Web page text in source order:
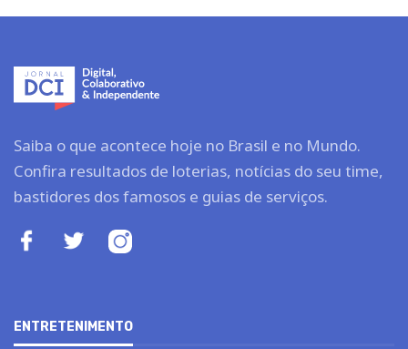
Saiba o que acontece hoje no Brasil e no Mundo.
Confira resultados de loterias, notícias do seu time,
bastidores dos famosos e guias de serviços.
ENTRETENIMENTO